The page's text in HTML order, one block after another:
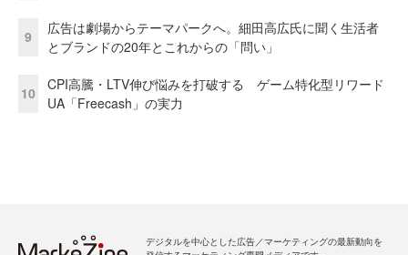
9
広告は劇場からテーマパークへ。細田高広氏に聞く生活者
とブランドの20年とこれからの「問い」
10
CPI高騰・LTV伸び悩みを打破する ゲーム特化型リワード
UA「Freecash」の実力
デジタルを中心とした広告／マーケティングの最新動向を